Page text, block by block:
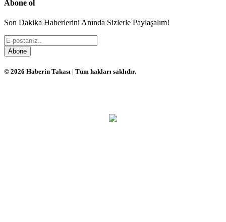
Abone ol
Son Dakika Haberlerini Anında Sizlerle Paylaşalım!
Abone
© 2026 Haberin Takası | Tüm hakları saklıdır.